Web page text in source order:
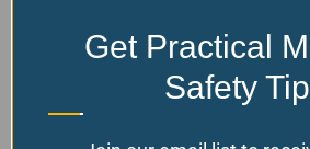
conditions généralesici.
Produits connexes
Get Practical
Safety